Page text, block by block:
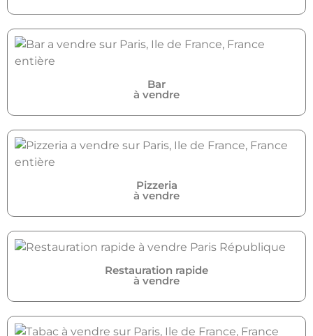
Bar
à vendre
Pizzeria
à vendre
Restauration rapide
à vendre